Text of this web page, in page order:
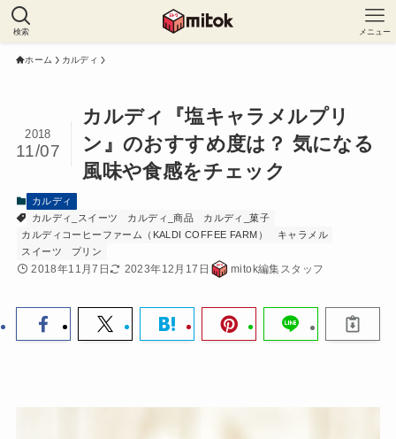
検索 メニュー
ホーム カルディ
カルディ『塩キャラメルプリ
ン』のおすすめ度は？ 気になる
風味や食感をチェック
2018
11/07
カルディ
カルディ_スイーツ
カルディ_商品
カルディ_菓子
カルディコーヒーファーム（KALDI COFFEE FARM）
キャラメル
スイーツ
プリン
2018年11月7日 2023年12月17日 mitok編集スタッフ